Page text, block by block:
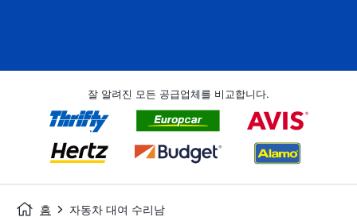
잘 알려진 모든 공급업체를 비교합니다.
홈 자동차 대여 수리남